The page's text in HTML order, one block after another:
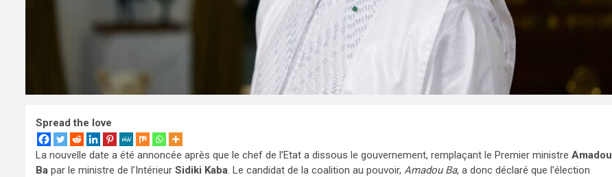
Spread the love
La nouvelle date a été annoncée après que le chef de l’Etat a dissous le gouvernement, remplaçant le Premier ministre Amadou
Ba par le ministre de l’Intérieur Sidiki Kaba. Le candidat de la coalition au pouvoir, Amadou Ba, a donc déclaré que l’élection